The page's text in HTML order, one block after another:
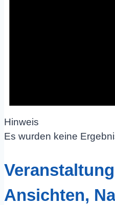
Hinweis
Es wurden keine
Ansichten,